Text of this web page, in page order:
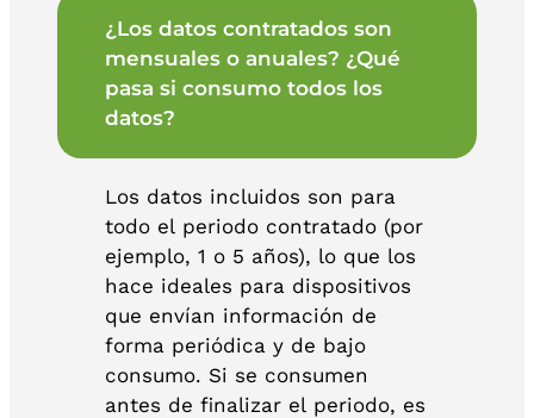
¿Los datos contratados son
mensuales o anuales? ¿Qué
pasa si consumo todos los
datos?
Los datos incluidos son para
todo el periodo contratado (por
ejemplo, 1 o 5 años), lo que los
hace ideales para dispositivos
que envían información de
forma periódica y de bajo
consumo. Si se consumen
antes de finalizar el periodo, es